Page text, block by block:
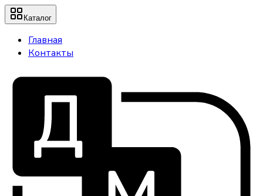
Каталог
Главная
Контакты